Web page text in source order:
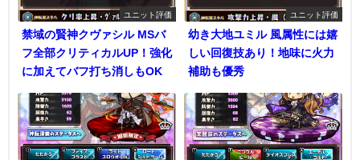
ユニット評価
禁域の賢神クヴァシル MSバ
フ全部クリティカルUP！強化
に加えてバフ打ち消しもOK
ユニット評価
幼き大地ユミル 風属性には嬉
しい回復技あり！地味に火力
補助も優秀